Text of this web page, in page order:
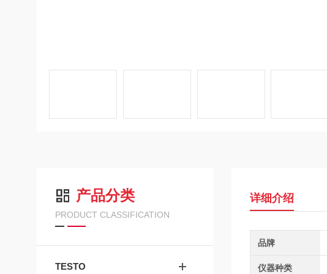
产品分类
PRODUCT CLASSIFICATION
TESTO
详细介绍
品牌
仪器种类